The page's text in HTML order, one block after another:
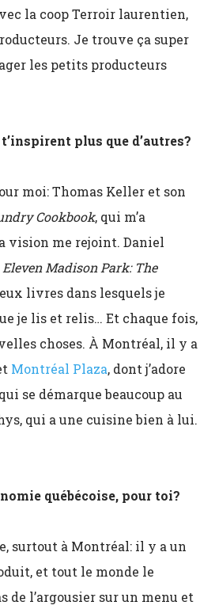
la coop Terroir laurentien,
Je trouve ça super
les petits producteurs
plus que d’autres?
moi: Thomas Keller et son
Cookbook, qui m’a
vision me rejoint. Daniel
Eleven Madison Park: The
livres dans lesquels je
je lis et relis… Et chaque fois,
choses. À Montréal, il y a
Montréal Plaza, dont j’adore
se démarque beaucoup au
qui a une cuisine bien à lui.
québécoise, pour toi?
surtout à Montréal: il y a un
et tout le monde le
de l’argousier sur un menu et